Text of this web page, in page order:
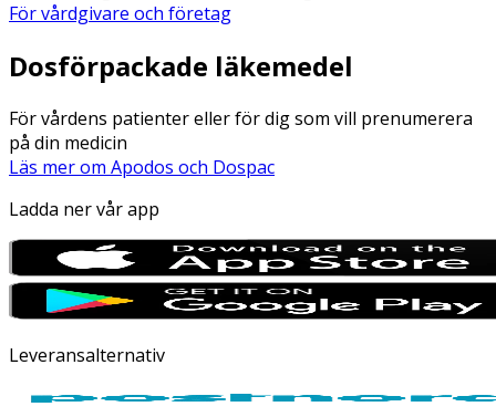
För vårdgivare och företag
Dosförpackade läkemedel
För vårdens patienter eller för dig som vill prenumerera
på din medicin
Läs mer om Apodos och Dospac
Ladda ner vår app
Leveransalternativ